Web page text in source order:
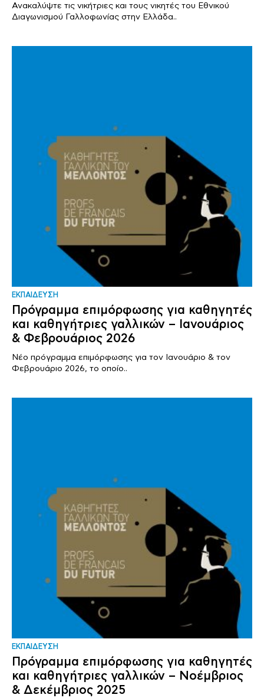
Ανακαλύψτε τις νικήτριες και τους νικητές του Εθνικού
Διαγωνισμού Γαλλοφωνίας στην Ελλάδα..
ΕΚΠΑΙΔΕΥΣΗ
Πρόγραμμα επιμόρφωσης για καθηγητές
και καθηγήτριες γαλλικών – Ιανουάριος
& Φεβρουάριος 2026
Νέο πρόγραμμα επιμόρφωσης για τον Ιανουάριο & τον
Φεβρουάριο 2026, το οποίο..
ΕΚΠΑΙΔΕΥΣΗ
Πρόγραμμα επιμόρφωσης για καθηγητές
και καθηγήτριες γαλλικών – Νοέμβριος
& Δεκέμβριος 2025